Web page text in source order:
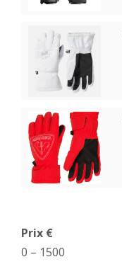
Prix €
0 – 1500